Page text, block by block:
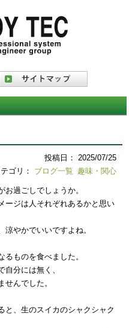
投稿日： 2025/07/25
ゴリ： ブログ一覧 趣味・関心
過ごしでしょうか。
ージは人それぞれあるかと思い
やかでいいですよね。
ものを食べました。
分には無く、
んでした。
と、生のスイカのシャクシャク